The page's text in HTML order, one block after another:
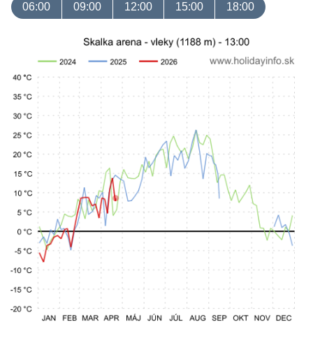
06:00 09:00 12:00 15:00 18:00